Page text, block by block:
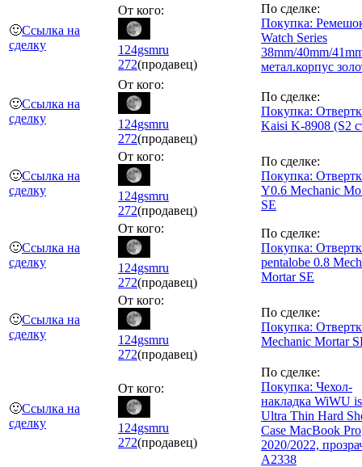
🙂Ссылка на
сделку
От кого:
124gsmru
272(продавец)
По сделке:
Покупка:
Watch Series
38mm/40mm/
метал.корпус
🙂Ссылка на
сделку
От кого:
124gsmru
272(продавец)
По сделке:
Покупка:
Kaisi K-8908 (S2
🙂Ссылка на
сделку
От кого:
124gsmru
272(продавец)
По сделке:
Покупка:
Y0.6 Mechanic
SE
🙂Ссылка на
сделку
От кого:
124gsmru
272(продавец)
По сделке:
Покупка:
pentalobe 0.8
Mortar SE
🙂Ссылка на
сделку
От кого:
124gsmru
272(продавец)
По сделке:
Покупка:
Mechanic Mortar
🙂Ссылка на
сделку
От кого:
124gsmru
272(продавец)
По сделке:
Покупка: Чехол-
накладка WiWU
Ultra Thin Hard
Case MacBook Pro
2020/2022,
A2338